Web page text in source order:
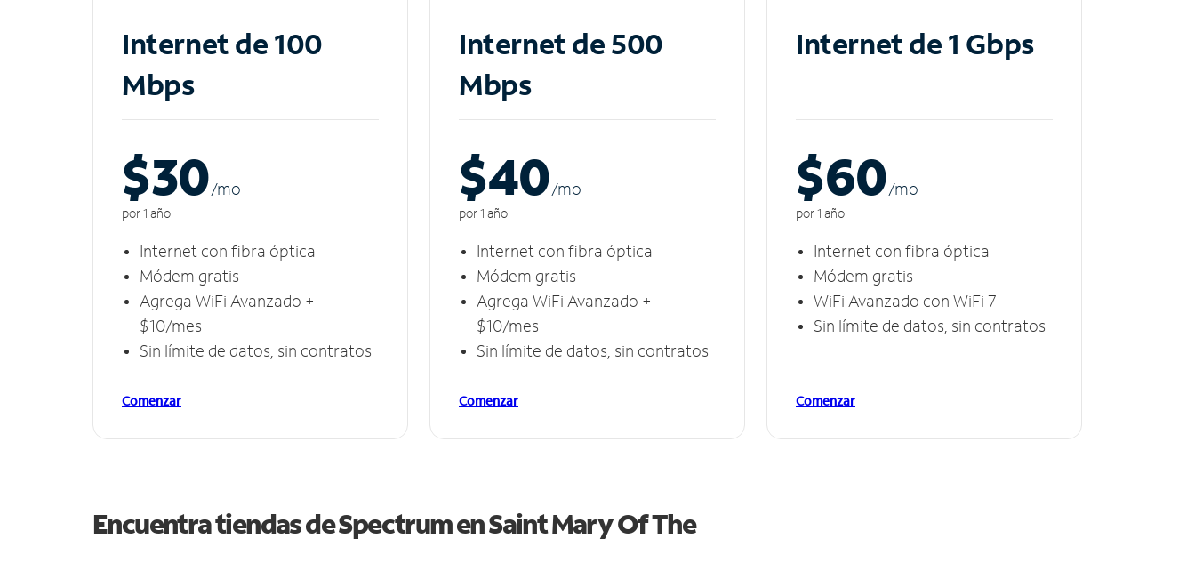
Internet de 100
Mbps
$30/mo
por 1 año
Internet con fibra óptica
Módem gratis
Agrega WiFi Avanzado +
$10/mes
Sin límite de datos, sin contratos
Comenzar
Internet de 500
Mbps
$40/mo
por 1 año
Internet con fibra óptica
Módem gratis
Agrega WiFi Avanzado +
$10/mes
Sin límite de datos, sin contratos
Comenzar
Internet de 1 Gbps
$60/mo
por 1 año
Internet con fibra óptica
Módem gratis
WiFi Avanzado con WiFi 7
Sin límite de datos, sin contratos
Comenzar
Encuentra tiendas de Spectrum enSaint Mary Of The